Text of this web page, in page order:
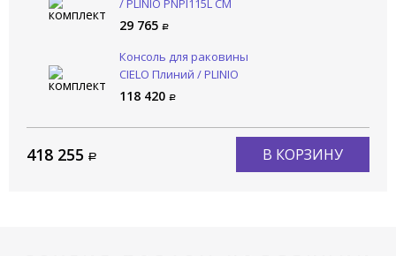
/ PLINIO PNPI115L CM
29 765
Консоль для раковины
CIELO Плиний / PLINIO
PNST115 CM
118 420
418 255 В КОРЗИНУ